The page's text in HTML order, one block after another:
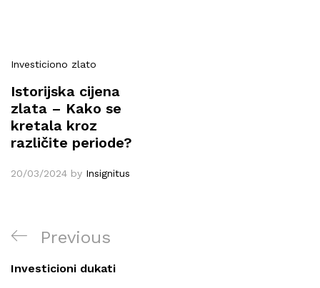
Investiciono zlato
Istorijska cijena
zlata – Kako se
kretala kroz
različite periode?
20/03/2024 by Insignitus
Post
navigation
Previous
Post
Previous
Investicioni dukati